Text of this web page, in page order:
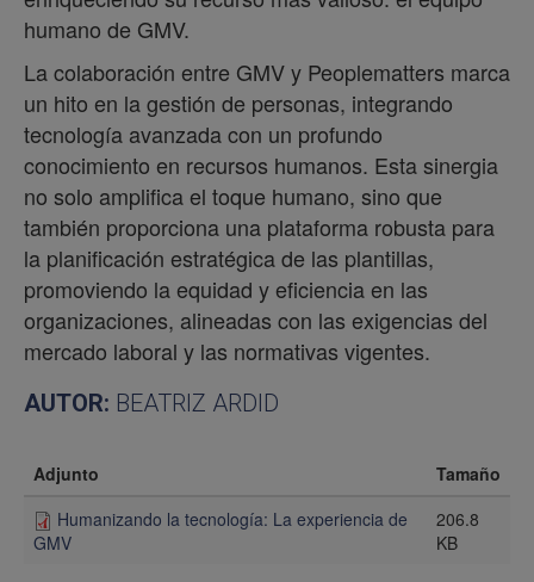
humano de GMV.
La colaboración entre GMV y Peoplematters marca
un hito en la gestión de personas, integrando
tecnología avanzada con un profundo
conocimiento en recursos humanos. Esta sinergia
no solo amplifica el toque humano, sino que
también proporciona una plataforma robusta para
la planificación estratégica de las plantillas,
promoviendo la equidad y eficiencia en las
organizaciones, alineadas con las exigencias del
mercado laboral y las normativas vigentes.
AUTOR: BEATRIZ ARDID
Adjunto
Tamaño
Humanizando la tecnología: La experiencia de
GMV
206.8
KB